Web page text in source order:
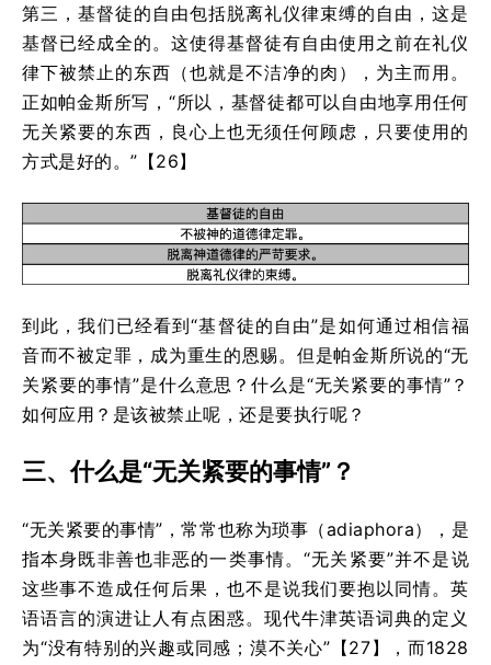
第三，基督徒的自由包括脱离礼仪律束缚的自由，这是
基督已经成全的。这使得基督徒有自由使用之前在礼仪
律下被禁止的东西（也就是不洁净的肉），为主而用。
正如帕金斯所写，“所以，基督徒都可以自由地享用任何
无关紧要的东西，良心上也无须任何顾虑，只要使用的
方式是好的。”【26】
到此，我们已经看到“基督徒的自由”是如何通过相信福
音而不被定罪，成为重生的恩赐。但是帕金斯所说的“无
关紧要的事情”是什么意思？什么是“无关紧要的事情”？
如何应用？是该被禁止呢，还是要执行呢？
三、什么是“无关紧要的事情”？
“无关紧要的事情”，常常也称为琐事（adiaphora），是
指本身既非善也非恶的一类事情。“无关紧要”并不是说
这些事不造成任何后果，也不是说我们要抱以同情。英
语语言的演进让人有点困惑。现代牛津英语词典的定义
为“没有特别的兴趣或同感；漠不关心”【27】，而1828